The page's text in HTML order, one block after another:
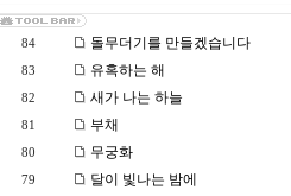
84 돌무더기를 만들겠습니다
83 유혹하는 해
82 새가 나는 하늘
81 부채
80 무궁화
79 달이 빛나는 밤에